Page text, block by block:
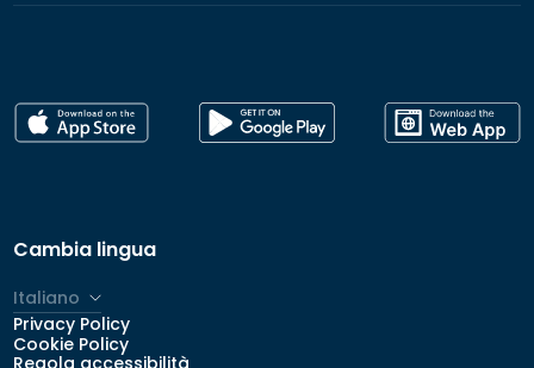
Cambia lingua
Italiano
English
Privacy Policy
Cookie Policy